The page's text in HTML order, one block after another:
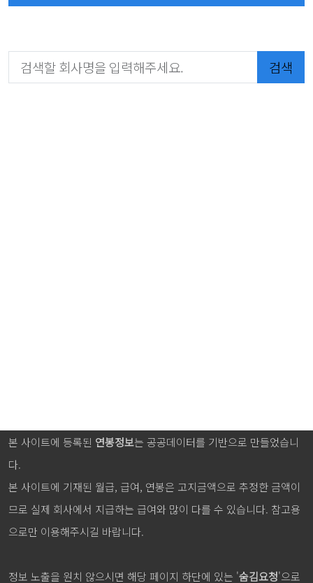
검색
본 사이트에 등록된 연봉정보는 공공데이터를 기반으로 만들었습니
다.
본 사이트에 기재된 월급, 급여, 연봉은 고지금액으로 추정한 금액이
므로 실제 회사에서 지급하는 급여와 많이 다를 수 있습니다. 참고용
으로만 이용해주시길 바랍니다.
정보 노출을 원치 않으시면 해당 페이지 하단에 있는 '숨김요청'으로